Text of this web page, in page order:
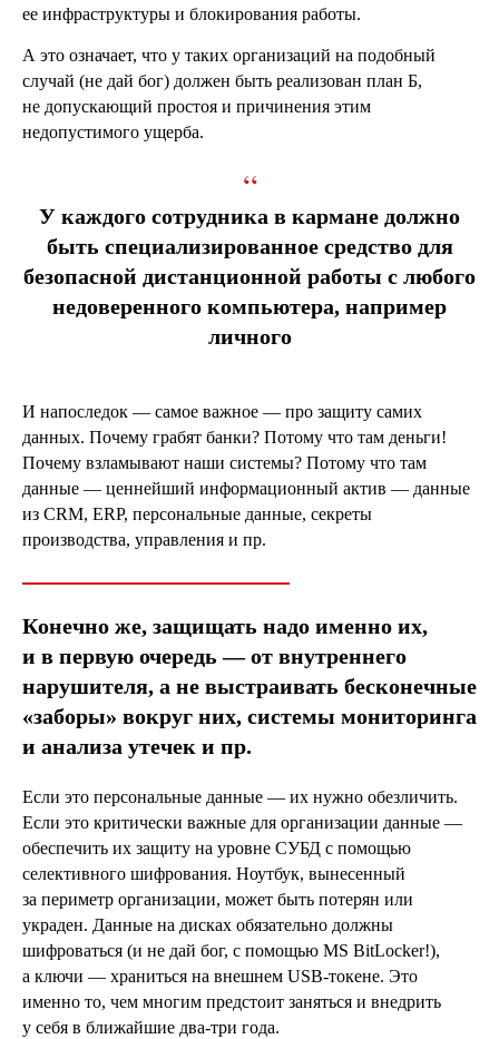
ее инфраструктуры и блокирования работы.
А это означает, что у таких организаций на подобный
случай (не дай бог) должен быть реализован план Б,
не допускающий простоя и причинения этим
недопустимого ущерба.
“
У каждого сотрудника в кармане должно
быть специализированное средство для
безопасной дистанционной работы с любого
недоверенного компьютера, например
личного
И напоследок — самое важное — про защиту самих
данных. Почему грабят банки? Потому что там деньги!
Почему взламывают наши системы? Потому что там
данные — ценнейший информационный актив — данные
из CRM, ERP, персональные данные, секреты
производства, управления и пр.
Конечно же, защищать надо именно их,
и в первую очередь — от внутреннего
нарушителя, а не выстраивать бесконечные
«заборы» вокруг них, системы мониторинга
и анализа утечек и пр.
Если это персональные данные — их нужно обезличить.
Если это критически важные для организации данные —
обеспечить их защиту на уровне СУБД с помощью
селективного шифрования. Ноутбук, вынесенный
за периметр организации, может быть потерян или
украден. Данные на дисках обязательно должны
шифроваться (и не дай бог, с помощью MS BitLocker!),
а ключи — храниться на внешнем USB-токене. Это
именно то, чем многим предстоит заняться и внедрить
у себя в ближайшие два-три года.